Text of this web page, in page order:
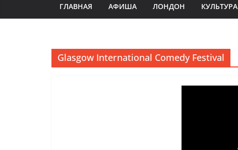
ГЛАВНАЯ АФИША ЛОНДОН КУЛЬТУРА
Glasgow International Comedy Festival